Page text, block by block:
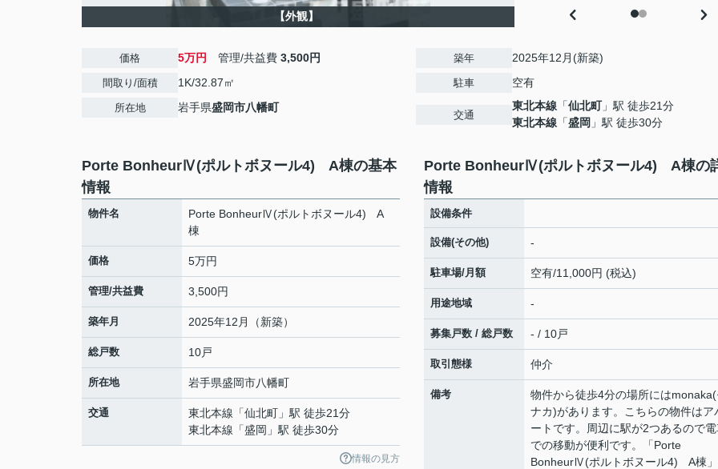
【外観】
価格 5万円 管理/共益費 3,500円
間取り/面積 1K/32.87㎡
所在地 岩手県盛岡市八幡町
築年 2025年12月(新築)
駐車 空有
交通
東北本線 「仙北町」駅 徒歩21分
東北本線 「盛岡 」駅 徒歩30分
Porte BonheurⅣ(ポルトボヌール4) A棟の基本
情報
物件名
Porte BonheurⅣ(ポルトボヌール4) A
棟
価格 5万円
管理/共益費 3,500円
築年月 2025年12月（新築）
総戸数 10戸
所在地 岩手県盛岡市八幡町
交通 東北本線 「仙北町 」駅 徒歩21分
東北本線 「盛岡 」駅 徒歩30分
情報の見方
Porte BonheurⅣ(ポルトボヌール4) A棟の
情報
設備条件
設備(その他) -
駐車場/月額 空有/11,000円 (税込)
用途地域 -
募集戸数 / 総戸数 - / 10戸
取引態様 仲介
備考
物件から徒歩4分の場所にはmonaka(
ナカ)があります。こちらの物件はア
ートです。周辺に駅が2つあるので
での移動が便利です。「Porte
BonheurⅣ(ポルトボヌール4) A棟